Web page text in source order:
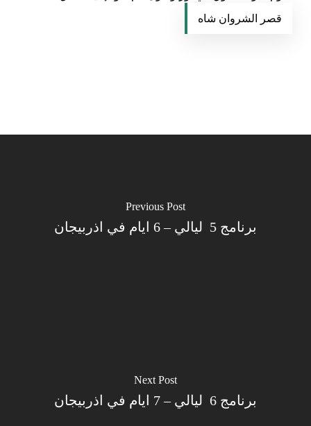
قصر الشروان شاه
Previous Post
برنامج 5 ليالي – 6 ايام في اذربيجان
Next Post
برنامج 6 ليالي – 7 ايام في اذربيجان